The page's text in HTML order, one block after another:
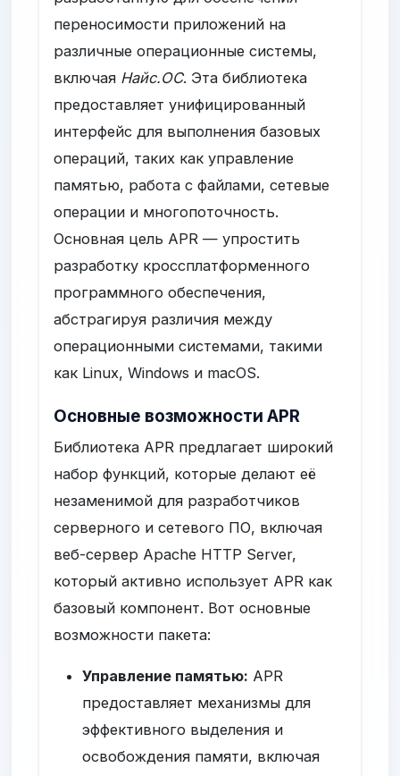
переносимости приложений на
различные операционные системы,
включая Найс.ОС. Эта библиотека
предоставляет унифицированный
интерфейс для выполнения базовых
операций, таких как управление
памятью, работа с файлами, сетевые
операции и многопоточность.
Основная цель APR — упростить
разработку кроссплатформенного
программного обеспечения,
абстрагируя различия между
операционными системами, такими
как Linux, Windows и macOS.
Основные возможности APR
Библиотека APR предлагает широкий
набор функций, которые делают её
незаменимой для разработчиков
серверного и сетевого ПО, включая
веб-сервер Apache HTTP Server,
который активно использует APR как
базовый компонент. Вот основные
возможности пакета:
Управление памятью: APR
предоставляет механизмы для
эффективного выделения и
освобождения памяти, включая